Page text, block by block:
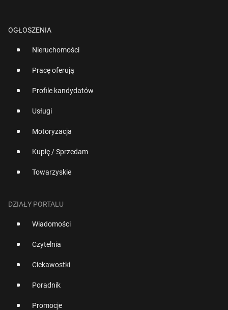
OGŁOSZENIA
Nieruchomości
Pracę oferują
Profile kandydatów
Usługi
Motoryzacja
Kupię / Sprzedam
Towarzyskie
DZIAŁY PORTALU
Wiadomości
Czytelnia
Ciekawostki
Poradnik
Promocje